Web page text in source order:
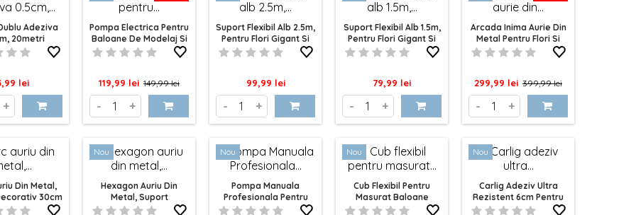
Adeziva
20metri
lei
+
Pompa Electrica Pentru
Baloane De Modelaj Si
Baloane De 13cm
Pret
119,99 lei Pret
baza
149,99 lei
- +
Suport Flexibil Alb 2.5m,
Pentru Flori Gigant Si
Baloane
Pret
99,99 lei
- +
Suport Flexibil Alb 1.5m,
Pentru Flori Gigant Si
Baloane
Pret
79,99 lei
- +
Arcada Inima Aurie Din
Metal Pentru Flori Si
Baloane 2m
Pret
299,99 lei Pret
baza
399,99 lei
- +
Din Metal,
30cm
Din Lemn
Nou
Hexagon Auriu Din
Metal, Suport
Decorativ 30cm
Nou
Pompa Manuala
Profesionala Pentru
Baloane, Cu Dublu
Nou
Cub Flexibil Pentru
Masurat Baloane
Nou
Carlig Adeziv Ultra
Rezistent 6cm Pentru
Baloane